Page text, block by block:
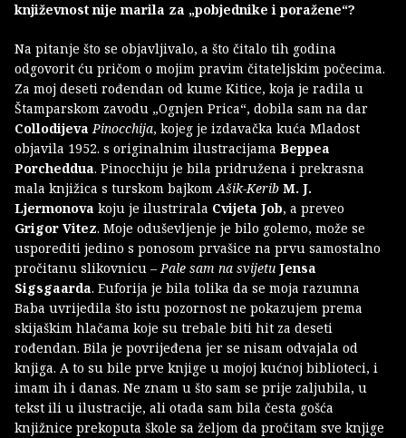
književnost nije marila za „pobjednike i poražene“?
Na pitanje što se objavljivalo, a što čitalo tih godina
odgovorit ću pričom o mojim pravim čitateljskim počecima.
Za moj deseti rođendan od kume Kitice, koja je radila u
Štamparskom zavodu „Ognjen Prica“, dobila sam na dar
CollodijevaPinocchija, kojeg je izdavačka kuća Mladost
objavila 1952. s originalnim ilustracijama Beppea
Porcheddua. Pinocchiju je bila pridružena i prekrasna
mala knjižica s turskom bajkomAšik-Kerib M. J.
Ljermonova koju je ilustrirala Cvijeta Job, a preveo
Grigor Vitez. Moje oduševljenje je bilo golemo, može se
usporediti jedino s ponosom prvašice na prvu samostalno
pročitanu slikovnicu –Pale sam na svijetu Jensa
Sigsgaarda. Euforija je bila tolika da se moja razumna
Baba uvrijedila što istu pozornost ne pokazujem prema
skijaškim hlačama koje su trebale biti hit za deseti
rođendan. Bila je povrijeđena jer se nisam odvajala od
knjiga. A to su bile prve knjige u mojoj kućnoj biblioteci, i
imam ih i danas. Ne znam u što sam se prije zaljubila, u
tekst ili u ilustracije, ali otada sam bila česta gošća
knjižnice prekoputa škole sa željom da pročitam sve knjige